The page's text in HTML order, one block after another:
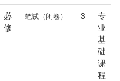
必
修
笔试（闭卷） 3
专
业
基
础
课
程